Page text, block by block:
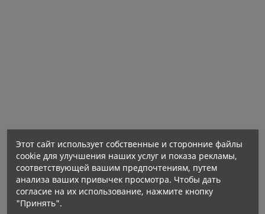
Энергетическая ценность 1562 кДж / 373 ккал
Этот сайт использует собственные и сторонние файлы
cookie для улучшения наших услуг и показа рекламы,
соответствующей вашим предпочтениям, путем
анализа ваших привычек просмотра. Чтобы дать
согласие на их использование, нажмите кнопку
"Принять".